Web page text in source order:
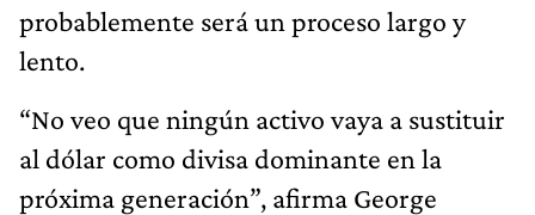
probablemente será un proceso largo y
lento.
“No veo que ningún activo vaya a sustituir
al dólar como divisa dominante en la
próxima generación”, afirma George